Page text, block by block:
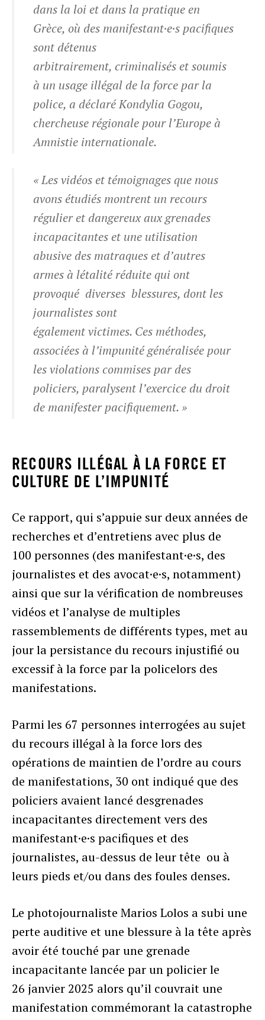
dans la loi et dans la pratique en
Grèce, où des manifestant·e·s pacifiques
sont détenus
arbitrairement, criminalisés et soumis
à un usage illégal de la force par la
police, a déclaré Kondylia Gogou,
chercheuse régionale pour l’Europe à
Amnistie internationale.
« Les vidéos et témoignages que nous
avons étudiés montrent un recours
régulier et dangereux aux grenades
incapacitantes et une utilisation
abusive des matraques et d’autres
armes à létalité réduite qui ont
provoqué diverses blessures, dont les
journalistes sont
également victimes. Ces méthodes,
associées à l’impunité généralisée pour
les violations commises par des
policiers, paralysent l’exercice du droit
de manifester pacifiquement. »
RECOURS ILLÉGAL À LA FORCE ET
CULTURE DE L’IMPUNITÉ
Ce rapport, qui s’appuie sur deux années de
recherches et d’entretiens avec plus de
100 personnes (des manifestant·e·s, des
journalistes et des avocat·e·s, notamment)
ainsi que sur la vérification de nombreuses
vidéos et l’analyse de multiples
rassemblements de différents types, met au
jour la persistance du recours injustifié ou
excessif à la force par la policelors des
manifestations.
Parmi les 67 personnes interrogées au sujet
du recours illégal à la force lors des
opérations de maintien de l’ordre au cours
de manifestations, 30 ont indiqué que des
policiers avaient lancé desgrenades
incapacitantes directement vers des
manifestant·e·s pacifiques et des
journalistes, au-dessus de leur tête ou à
leurs pieds et/ou dans des foules denses.
Le photojournaliste Marios Lolos a subi une
perte auditive et une blessure à la tête après
avoir été touché par une grenade
incapacitante lancée par un policier le
26 janvier 2025 alors qu’il couvrait une
manifestation commémorant la catastrophe